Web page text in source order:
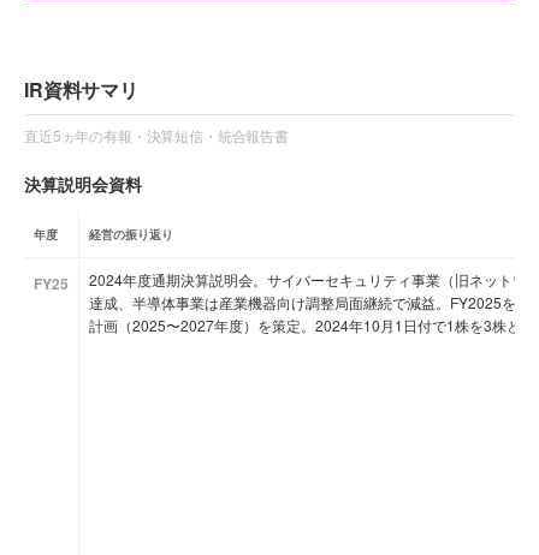
IR資料サマリ
直近5ヵ年の有報・決算短信・統合報告書
決算説明会資料
年度 経営の振り返り
FY25
2024年度通期決算説明会。サイバーセキュリティ事業（旧ネットワ
達成、半導体事業は産業機器向け調整局面継続で減益。FY2025を
計画（2025〜2027年度）を策定。2024年10月1日付で1株を3株と